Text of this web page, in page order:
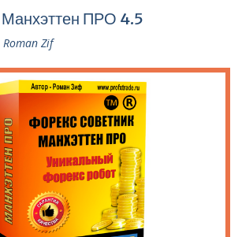
Манхэттен ПРО 4.5
Roman Zif